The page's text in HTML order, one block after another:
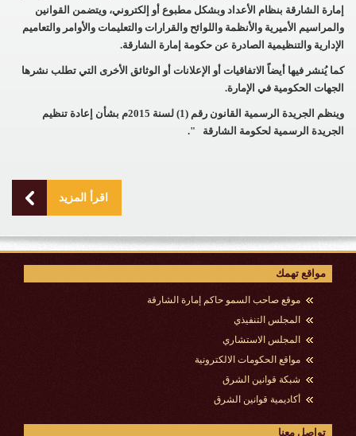
إمارة الشارقة بنظام الأعداد وبشكل مطبوع أو إلكتروني، ويتضمن القوانين
والمراسيم الأميرية والأنظمة واللوائح والقرارات والتعليمات والأوامر والتعاميم
الإدارية والتنظيمية الصادرة عن حكومة إمارة الشارقة.
كما يُنشر فيها أيضاً الاتفاقيات أو الإعلانات أو الوثائق الأخرى التي تطلب نشرها
الجهات الحكومية في الإمارة.
وينظم الجريدة الرسمية القانون رقم (1) لسنة 2015م بشأن إعادة تنظيم
الجريدة الرسمية لحكومة الشارقة
".
اقرأ المزيد
مواقع تهمك
موقع صاحب السمو حاكم إمارة الشارقة
المجلس التنفيذي
المجلس الاستشاري
مواقع الحكومات الالكترونية
شبكة قوانين الشرق
أكاديمية قوانين الشرق
تواصل معنا